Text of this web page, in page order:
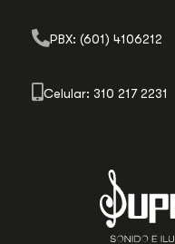
PBX: (601) 4106212
Celular: 310 217 2231